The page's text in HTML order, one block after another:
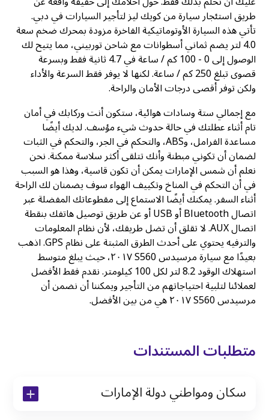
طريق استئجار سيارة من كويك ليز لتأجير السيارات في دبي.
تأتي هذه السيارة الأوتوماتيكية الفاخرة مزودة بمحرك ضخم سعة
4.0 لتر يضم ثماني أسطوانات مع شاحن توربيني، مما يتيح لك
الوصول إلى 0 - 100 كم / ساعة في 4.7 ثانية فقط وبسرعة
قصوى تبلغ 250 كم / ساعة. لكنها لا يوفر فقط السرعة والأداء
ولكن توفر أقصى درجات الأمان والراحة.
مع إجمالي ستة وسادات هوائية، ستكون أنت وركابك في أمان
تام أثناء عطلتك في حالة حدوث شيء مؤسف. لديك أيضًا
مساعدة الفرامل، وABS، والتحكم في الجر، والتحكم في الثبات
لضمان أن تكوني مبطنة وأنك تتلقى أكثر سلاسة ممكنة. نحن
نعلم أن شمس الإمارات يمكن أن تكون قاسية، وهذا هو السبب
في أن التحكم في المناخ وتكييف الهواء سوف يضمنان لك الراحة
أثناء السفر. يمكنك أيضًا الاستماع إلى مقطوعاتك المفضلة عبر
اتصال Bluetooth أو USB أو عن طريق توصيل هاتفك بنقطة
اتصال AUX. لا تقلق أن تضل طريقك، لأن نظام المعلومات
والترفيه يحتوي على أحدث الطرق المثبتة على نظام GPS. اذهب
بعيدًا مع سيارة مرسيدس S560 ٢٠١٧، حيث يبلغ متوسط ​​
استهلاك الوقود 8.2 لتر لكل 100 كيلومتر. نقدم فقط الأفضل
لعملائنا لتلبية احتياجاتهم من التأجير ويمكننا أن نضمن أن
مرسيدس S560 ٢٠١٧ هي من بين الأفضل.
متطلبات المستندات
سكان ومواطني دولة الإمارات